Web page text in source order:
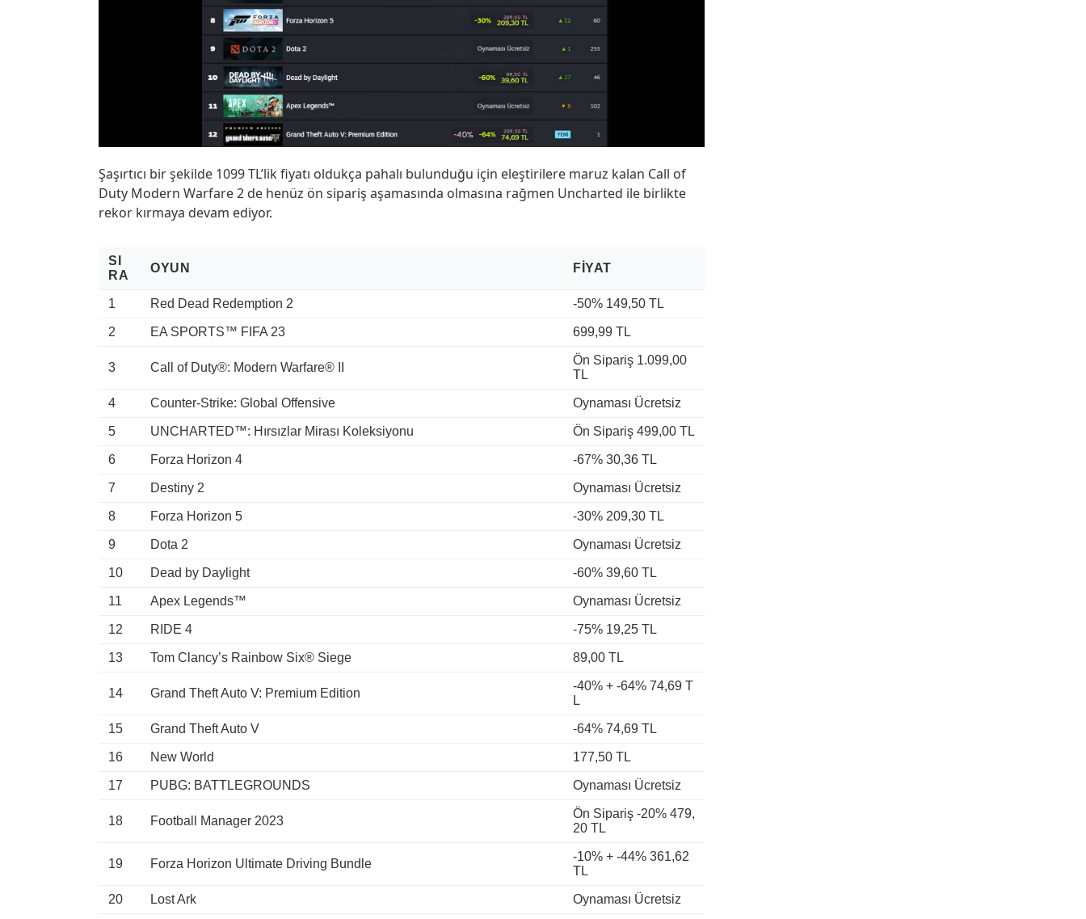
Şaşırtıcı bir şekilde 1099 TL’lik fiyatı oldukça pahalı bulunduğu için eleştirilere maruz kalan Call of
Duty Modern Warfare 2 de henüz ön sipariş aşamasında olmasına rağmen Uncharted ile birlikte
rekor kırmaya devam ediyor.
SI
RA
OYUN FIYAT
1 Red Dead Redemption 2 -50% 149,50 TL
2 EA SPORTS™ FIFA 23 699,99 TL
3 Call of Duty®: Modern Warfare® II
Ön Sipariş 1.099,00
TL
4 Counter-Strike: Global Offensive Oynaması Ücretsiz
5 UNCHARTED™: Hırsızlar Mirası Koleksiyonu Ön Sipariş 499,00 TL
6 Forza Horizon 4 -67% 30,36 TL
7 Destiny 2 Oynaması Ücretsiz
8 Forza Horizon 5 -30% 209,30 TL
9 Dota 2 Oynaması Ücretsiz
10 Dead by Daylight -60% 39,60 TL
11 Apex Legends™ Oynaması Ücretsiz
12 RIDE 4 -75% 19,25 TL
13 Tom Clancy’s Rainbow Six® Siege 89,00 TL
14 Grand Theft Auto V: Premium Edition
-40% + -64% 74,69 T
L
15 Grand Theft Auto V -64% 74,69 TL
16 New World 177,50 TL
17 PUBG: BATTLEGROUNDS Oynaması Ücretsiz
18 Football Manager 2023
Ön Sipariş -20% 479,
20 TL
19 Forza Horizon Ultimate Driving Bundle
-10% + -44% 361,62
TL
20 Lost Ark Oynaması Ücretsiz